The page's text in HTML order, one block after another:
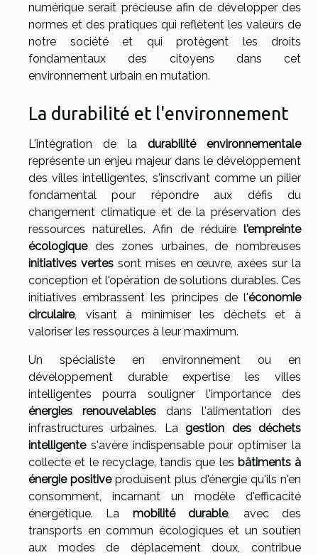
numérique serait précieuse afin de développer des
normes et des pratiques qui reflètent les valeurs de
notre société et qui protègent les droits
fondamentaux des citoyens dans cet
environnement urbain en mutation.
La durabilité et l'environnement
L'intégration de la durabilité environnementale
représente un enjeu majeur dans le développement
des villes intelligentes, s'inscrivant comme un pilier
fondamental pour répondre aux défis du
changement climatique et de la préservation des
ressources naturelles. Afin de réduire l'empreinte
écologiquedes zones urbaines, de nombreuses
initiatives vertessont mises en œuvre, axées sur la
conception et l'opération de solutions durables. Ces
initiatives embrassent les principes de l'économie
circulaire, visant à minimiser les déchets et à
valoriser les ressources à leur maximum.
Un spécialiste en environnement ou en
développement durable expertise les villes
intelligentes pourra souligner l'importance des
énergies renouvelables dans l'alimentation des
infrastructures urbaines. Lagestion des déchets
intelligentes'avère indispensable pour optimiser la
collecte et le recyclage, tandis que les bâtiments à
énergie positiveproduisent plus d'énergie qu'ils n'en
consomment, incarnant un modèle d'efficacité
énergétique. La mobilité durable, avec des
transports en commun écologiques et un soutien
aux modes de déplacement doux, contribue